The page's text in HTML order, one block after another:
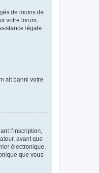
de moins de
votre forum,
légale
ait banni votre
l’inscription,
avant que
électronique,
que vous